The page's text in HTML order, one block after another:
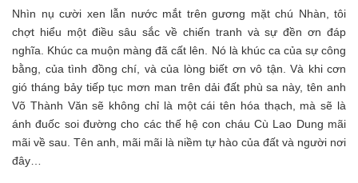
Nhìn nụ cười xen lẫn nước mắt trên gương mặt chú Nhàn, tôi
chợt hiểu một điều sâu sắc về chiến tranh và sự đền ơn đáp
nghĩa. Khúc ca muộn màng đã cất lên. Nó là khúc ca của sự công
bằng, của tình đồng chí, và của lòng biết ơn vô tận. Và khi cơn
gió tháng bảy tiếp tục mơn man trên dải đất phù sa này, tên anh
Võ Thành Văn sẽ không chỉ là một cái tên hóa thạch, mà sẽ là
ánh đuốc soi đường cho các thế hệ con cháu Cù Lao Dung mãi
mãi về sau. Tên anh, mãi mãi là niềm tự hào của đất và người nơi
đây…